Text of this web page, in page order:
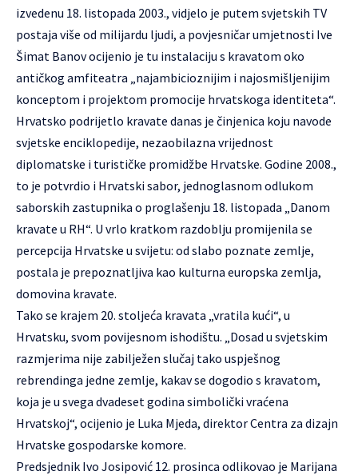
izvedenu 18. listopada 2003., vidjelo je putem svjetskih TV
postaja više od milijardu ljudi, a povjesničar umjetnosti Ive
Šimat Banov ocijenio je tu instalaciju s kravatom oko
antičkog amfiteatra „najambicioznijim i najosmišljenijim
konceptom i projektom promocije hrvatskoga identiteta“.
Hrvatsko podrijetlo kravate danas je činjenica koju navode
svjetske enciklopedije, nezaobilazna vrijednost
diplomatske i turističke promidžbe Hrvatske. Godine 2008.,
to je potvrdio i Hrvatski sabor, jednoglasnom odlukom
saborskih zastupnika o proglašenju 18. listopada „Danom
kravate u RH“. U vrlo kratkom razdoblju promijenila se
percepcija Hrvatske u svijetu: od slabo poznate zemlje,
postala je prepoznatljiva kao kulturna europska zemlja,
domovina kravate.
Tako se krajem 20. stoljeća kravata „vratila kući“, u
Hrvatsku, svom povijesnom ishodištu. „Dosad u svjetskim
razmjerima nije zabilježen slučaj tako uspješnog
rebrendinga jedne zemlje, kakav se dogodio s kravatom,
koja je u svega dvadeset godina simbolički vraćena
Hrvatskoj“, ocijenio je Luka Mjeda, direktor Centra za dizajn
Hrvatske gospodarske komore.
Predsjednik Ivo Josipović 12. prosinca odlikovao je Marijana